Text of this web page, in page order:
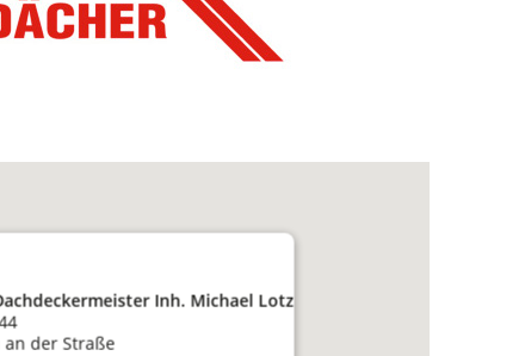
Inh. Michael Lotz
an der Straße